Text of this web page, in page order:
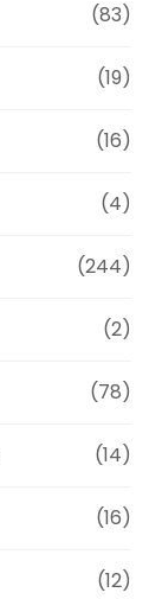
(83)
(19)
(16)
(4)
(244)
(2)
(78)
(14)
(16)
(12)